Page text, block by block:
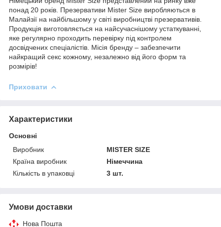
понад 20 років. Презервативи Mister Size виробляються в
Малайзії на найбільшому у світі виробництві презервативів.
Продукція виготовляється на найсучаснішому устаткуванні,
яке регулярно проходить перевірку під контролем
досвідчених спеціалістів. Місія бренду – забезпечити
найкращий секс кожному, незалежно від його форм та
розмірів!
Приховати
Характеристики
Основні
Виробник
MISTER SIZE
Країна виробник
Німеччина
Кількість в упаковці
3 шт.
Умови доставки
Нова Пошта